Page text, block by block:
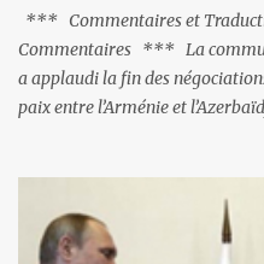
*** Commentaires et
Commentaires *** La
a applaudi la fin des
paix entre l’Arménie et
Les deux points non résolus
revendications internationales
déployer des représentants